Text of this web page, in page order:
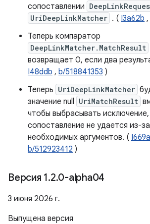
сопоставлении
UriDeepLinkMatcher . ( I3a62b ,
Теперь компаратор
DeepLinkMatcher.MatchResult
возвращает 0, если два
I48ddb , b/518841353 )
Теперь UriDeepLinkMatcher
значение null UriMatchResult
чтобы выбрасывать
сопоставление не удается из-
необходимых аргументов. (
b/512923412 )
Версия 1.2.0-alpha04
3 июня 2026 г.
Выпущена версия